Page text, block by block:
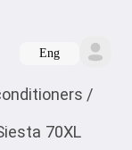
Eng
/
70XL